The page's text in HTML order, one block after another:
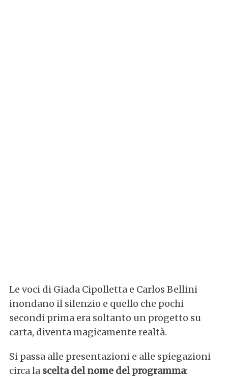
Le voci di Giada Cipolletta e Carlos Bellini
inondano il silenzio e quello che pochi
secondi prima era soltanto un progetto su
carta, diventa magicamente realtà.
Si passa alle presentazioni e alle spiegazioni
circa la scelta del nome del programma: